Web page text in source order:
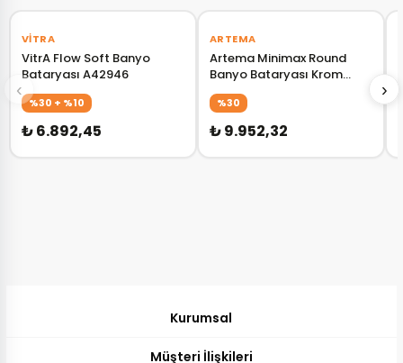
‹ ›
VITRA
VitrA Flow Soft Banyo
Bataryası A42946
%30 + %10
₺ 6.892,45
ARTEMA
Artema Minimax Round
Banyo Bataryası Krom
A43548
%30
₺ 9.952,32
Kurumsal
Müşteri İlişkileri